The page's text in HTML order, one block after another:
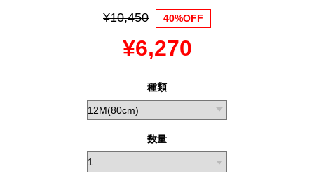
¥10,450 40%OFF
¥6,270
種類
数量